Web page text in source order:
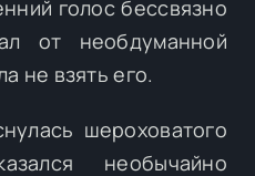
голос бессвязно
от необдуманной
не взять его.
шероховатого
необычайно